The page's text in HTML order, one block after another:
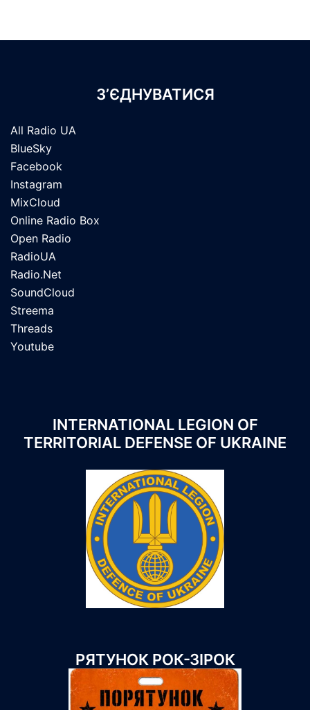
З’ЄДНУВАТИСЯ
All Radio UA
BlueSky
Facebook
Instagram
MixCloud
Online Radio Box
Open Radio
RadioUA
Radio.Net
SoundCloud
Streema
Threads
Youtube
INTERNATIONAL LEGION OF
TERRITORIAL DEFENSE OF UKRAINE
РЯТУНОК РОК-ЗІРОК